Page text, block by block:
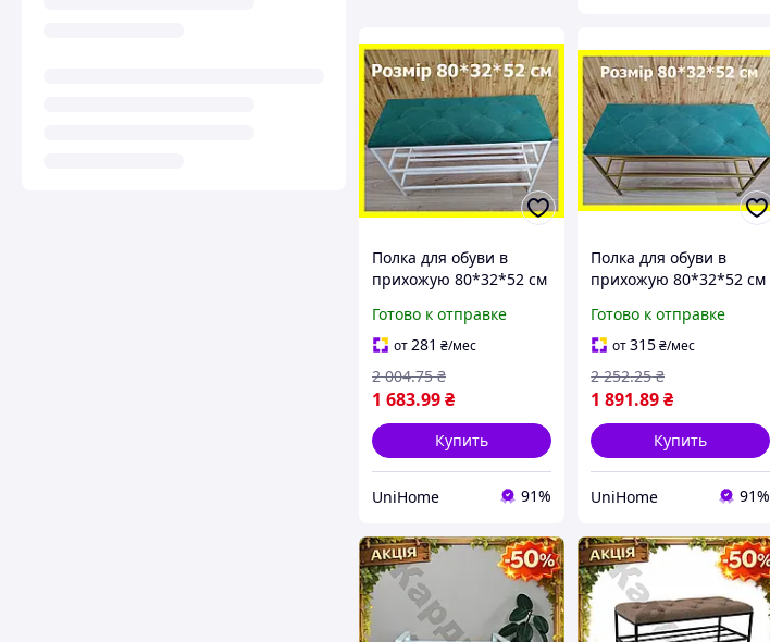
Полка для обуви в
прихожую 80*32*52 см
каркасом, велюровая
банкетка для обуви на
Готово к отправке
от 281 ₴/мес
1 683.99₴
2 004.75 ₴
Купить
UniHome 91%
Полка для обуви в
прихожую 80*32*52 см
золотистым каркасом,
велюровая банкетка
Готово к отправке
от315₴/мес
1 891.89₴
2 252.25 ₴
Купить
UniHome 91%